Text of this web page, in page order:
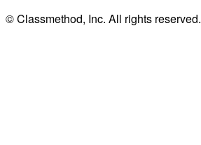
© Classmethod, Inc. All rights reserved.